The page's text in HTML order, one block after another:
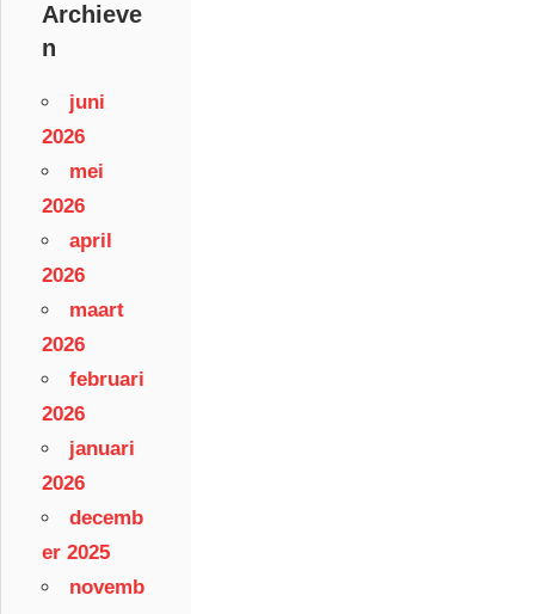
Archieve
n
juni
2026
mei
2026
april
2026
maart
2026
februari
2026
januari
2026
decemb
er 2025
novemb